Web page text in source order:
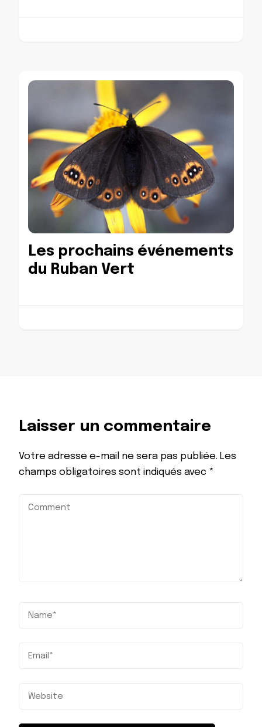
Les prochains événements
du Ruban Vert
Laisser un commentaire
Votre adresse e-mail ne sera pas publiée. Les
champs obligatoires sont indiqués avec *